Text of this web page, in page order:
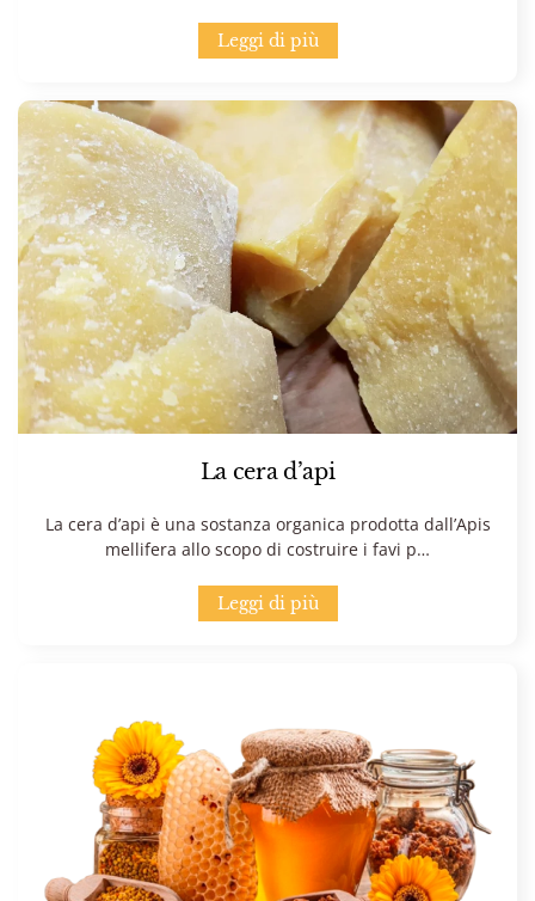
Leggi di più
La cera d’api
La cera d’api è una sostanza organica prodotta dall’Apis
mellifera allo scopo di costruire i favi p…
Leggi di più